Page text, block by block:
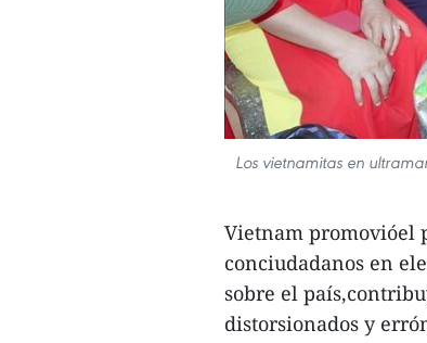
Los vietnamitas en
Vietnam promovióel
conciudadanos en
sobre el
distorsionados y